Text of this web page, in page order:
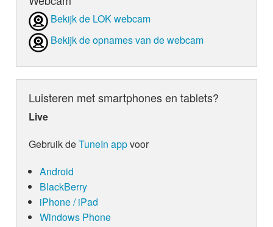
Bekijk de LOK webcam
Bekijk de opnames van de webcam
Luisteren met smartphones en tablets?
Live
Gebruik deTuneIn appvoor
Android
BlackBerry
iPhone / iPad
Windows Phone